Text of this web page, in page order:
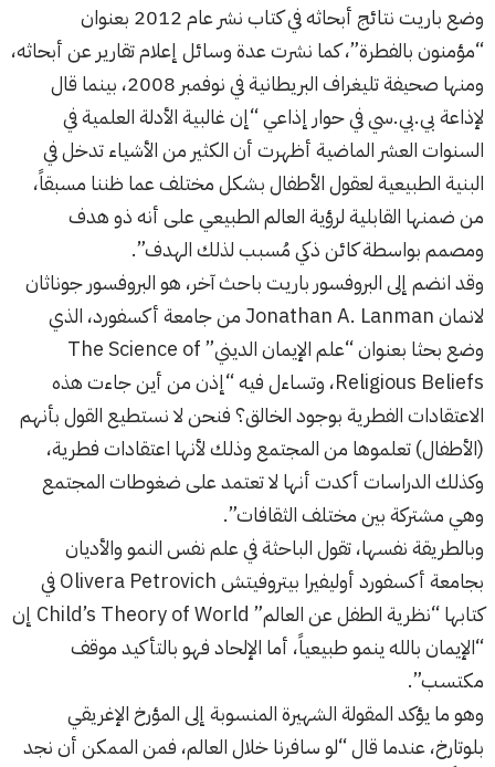
وضع باريت نتائج أبحاثه في كتاب نشر عام 2012 بعنوان
“مؤمنون بالفطرة”، كما نشرت عدة وسائل إعلام تقارير عن أبحاثه،
ومنها صحيفة تليغراف البريطانية في نوفمبر 2008، بينما قال
لإذاعة بي.بي.سي في حوار إذاعي “إن غالبية الأدلة العلمية في
السنوات العشر الماضية أظهرت أن الكثير من الأشياء تدخل في
البنية الطبيعية لعقول الأطفال بشكل مختلف عما ظننا مسبقاً،
من ضمنها القابلية لرؤية العالم الطبيعي على أنه ذو هدف
ومصمم بواسطة كائن ذكي مُسبب لذلك الهدف”.
وقد انضم إلى البروفسور باريت باحث آخر، هو البروفسور جوناثان
لانمان Jonathan A. Lanman من جامعة أكسفورد، الذي
وضع بحثا بعنوان “علم الإيمان الديني” The Science of
Religious Beliefs، وتساءل فيه “إذن من أين جاءت هذه
الاعتقادات الفطرية بوجود الخالق؟ فنحن لا نستطيع القول بأنهم
(الأطفال) تعلموها من المجتمع وذلك لأنها اعتقادات فطرية،
وكذلك الدراسات أكدت أنها لا تعتمد على ضغوطات المجتمع
وهي مشتركة بين مختلف الثقافات”.
وبالطريقة نفسها، تقول الباحثة في علم نفس النمو والأديان
بجامعة أكسفورد أوليفيرا بيتروفيتش Olivera Petrovich في
كتابها “نظرية الطفل عن العالم” Child’s Theory of World إن
“الإيمان بالله ينمو طبيعياً، أما الإلحاد فهو بالتأكيد موقف
مكتسب”.
وهو ما يؤكد المقولة الشهيرة المنسوبة إلى المؤرخ الإغريقي
بلوتارخ، عندما قال “لو سافرنا خلال العالم، فمن الممكن أن نجد